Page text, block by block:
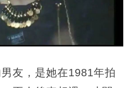
友，是她在1981年拍